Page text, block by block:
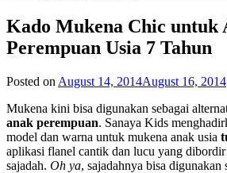
Kado Mukena Chic untuk
Perempuan Usia 7 Tahun
Posted on August 14, 2014August 16, 2014
Mukena kini bisa digunakan sebagai
anak perempuan. Sanaya Kids
model dan warna untuk mukena anak usia
aplikasi flanel cantik dan lucu yang dibordir
sajadah. Oh ya, sajadahnya bisa digunakan